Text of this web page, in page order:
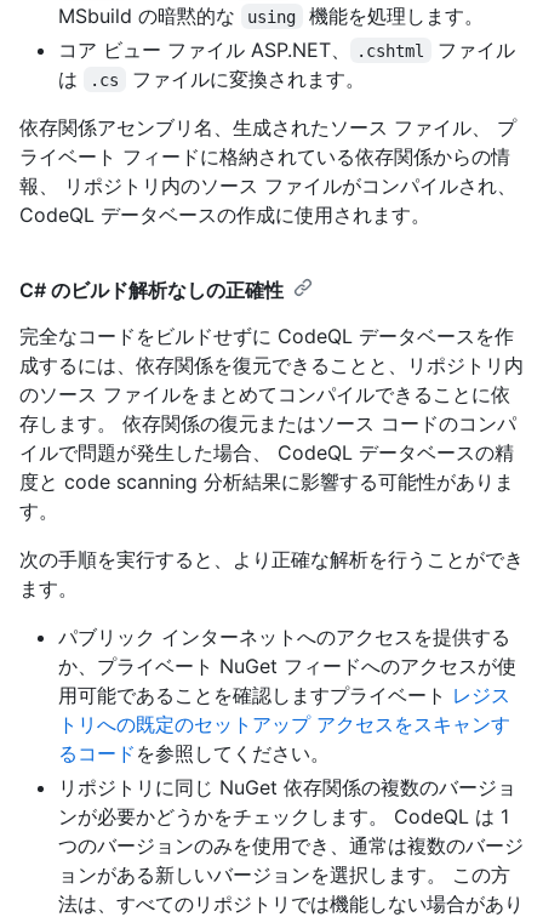
MSbuild の暗黙的な
using
機能を処理します。
コア ビュー ファイル ASP.NET、
.cshtml
ファイル
は
.cs
ファイルに変換されます。
依存関係アセンブリ名、生成されたソース ファイル、 プ
ライベート フィードに格納されている依存関係からの情
報、 リポジトリ内のソース ファイルがコンパイルされ、
CodeQL データベースの作成に使用されます。
C# のビルド解析なしの正確性
完全なコードをビルドせずに CodeQL データベースを作
成するには、依存関係を復元できることと、リポジトリ内
のソース ファイルをまとめてコンパイルできることに依
存します。 依存関係の復元またはソース コードのコンパ
イルで問題が発生した場合、 CodeQL データベースの精
度と code scanning 分析結果に影響する可能性がありま
す。
次の手順を実行すると、より正確な解析を行うことができ
ます。
パブリック インターネットへのアクセスを提供する
か、プライベート NuGet フィードへのアクセスが使
用可能であることを確認しますプライベート レジス
トリへの既定のセットアップ アクセスをスキャンす
るコード を参照してください。
リポジトリに同じ NuGet 依存関係の複数のバージョ
ンが必要かどうかをチェックします。 CodeQL は 1
つのバージョンのみを使用でき、通常は複数のバージ
ョンがある新しいバージョンを選択します。 この方
法は、すべてのリポジトリでは機能しない場合があり